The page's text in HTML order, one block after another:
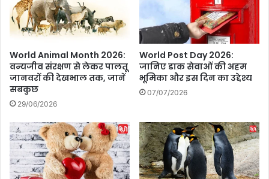
हा
ड़
टू
औ
र
1
3
मौ
तें
,
क्यों
कु
द
e
a
k
कु
क
र
भा
प
के
सा
थ
पा
World Animal Month 2026:
वन्यजीव संरक्षण से लेकर पालतू
जानवरों की देखभाल तक, जानें
सबकुछ
29/06/2026
World Post Day 2026:
जानिए डाक सेवाओं की अहम
भूमिका और इस दिन का उद्देश्य
07/07/2026